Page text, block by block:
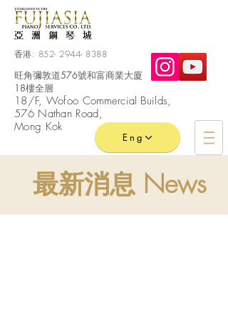
香港: 852- 2944- 8388
旺角彌敦道576號和富商業大廈
18樓全層
​18/F, Wofoo Commercial Builds,
576 Nathan Road,
Mong Kok
Eng
最新消息 News